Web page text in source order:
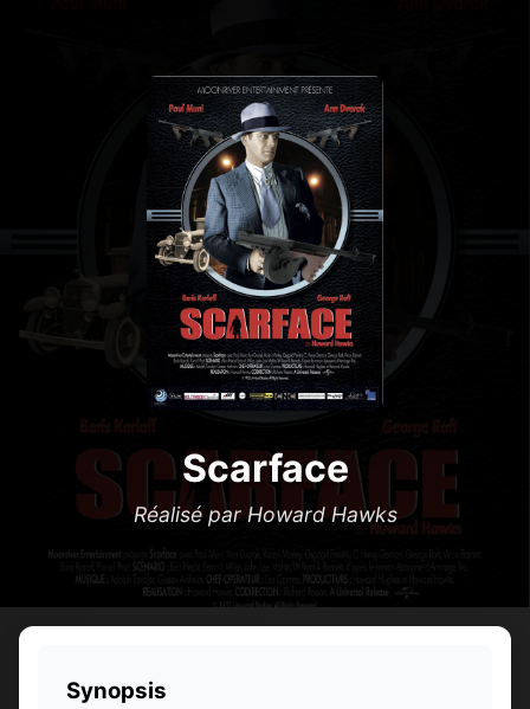
Scarface
Réalisé par Howard Hawks
Synopsis